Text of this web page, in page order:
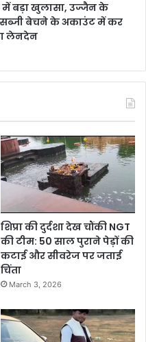
में बड़ा खुलासा, उज्जैन के
बेचने के अकाउंट में कर
लेनदेन
शिप्रा की दुर्दशा देख चौंकी NGT
की टीम: 50 साल पुराने पेड़ों की
कटाई और सीवरेज पर जताई
चिंता
March 3, 2026